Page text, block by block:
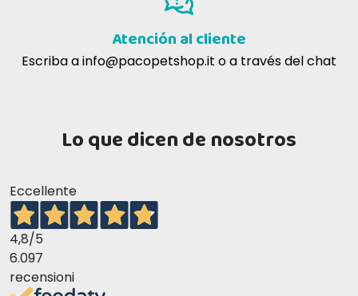
Atención al cliente
Escriba ainfo@pacopetshop.it o a través del chat
Lo que dicen de nosotros
Eccellente
4,8/5
6.097
recensioni